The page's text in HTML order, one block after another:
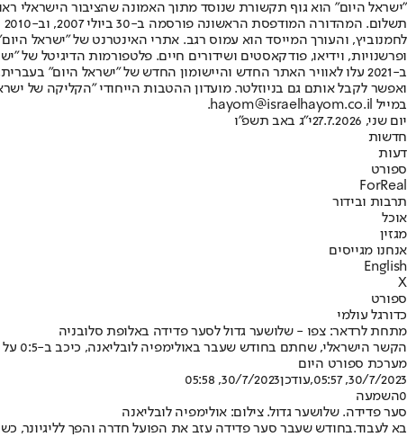
"ישראל היום" הוא גוף תקשורת שנוסד מתוך האמונה שהציבור הישראלי
ופרשנויות, וידיאו, פודקאסטים ושידורים חיים. פלטפורמות הדיגיטל של
ב-2021 עלו לאוויר האתר החדש והיישומון החדש של "ישראל היום"
ואפשר לקבל אותם גם בניוזלטר. מועדון ההטבות הייחודי "הקליקה של
במייל hayom@israelhayom.co.il.
יום שני, 27.7.2026
י"ג באב תשפ"ו
חדשות
דעות
ספורט
ForReal
תרבות ובידור
אוכל
מגזין
אנחנו מגייסים
English
X
ספורט
כדורגל עולמי
מתחת לרדאר: צפו - שלושער גדול לסער פדידה באלופת סלובניה
הקשר הישראלי, שחתם בחודש שעבר באולימפיה לובליאנה, כיכב ב-0:5 על רוגאסקה במחזור השני בליגה • בשלישי הם מחכים ללודוגורץ בגומלין סיבוב המוקדמות השני בליגת האלופות (1:1 בבולגריה)
מערכת ספורט היום
30/7/2023, 05:57
,עודכן30/7/2023, 05:58
0השמעה
סער פדידה. שלושער גדול. צילום: אולימפיה לובליאנה
בא לעבוד.